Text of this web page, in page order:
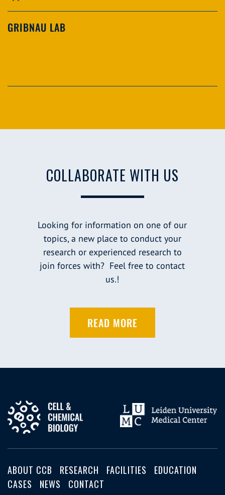
GRIBNAU LAB
COLLABORATE WITH US
Looking for information on one of our
topics, a new place to conduct your
research or experienced research to
join forces with? Feel free to contact
us.!
READ MORE
ABOUT CCB RESEARCH FACILITIES
EDUCATION
CASES
NEWS CONTACT